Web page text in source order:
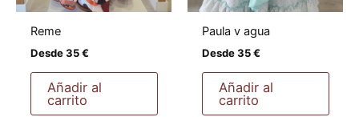
Reme
Desde35€
Añadir al
carrito
Paula v agua
Desde35€
Añadir al
carrito